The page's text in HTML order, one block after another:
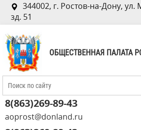
344002, г. Ростов-на-Дону, ул.
зд. 51
ОБЩЕСТВЕННАЯ ПАЛАТА
8(863)269-89-43
aoprost@donland.ru